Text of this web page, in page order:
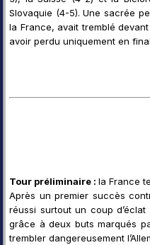
Slovaquie (4-5). Une sacrée
la France, avait tremblé
avoir perdu uniquement en
Tour préliminaire : la France
Après un premier succès
réussi surtout un coup
grâce à deux buts marqués
trembler dangereusement